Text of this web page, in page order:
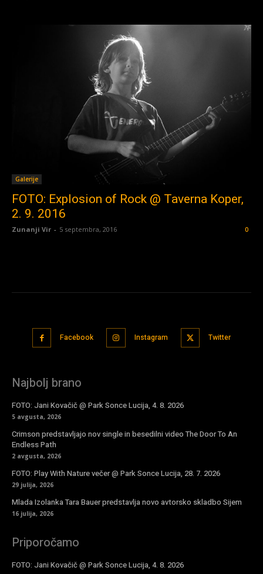
Galerije
FOTO: Explosion of Rock @ Taverna Koper,
2. 9. 2016
Zunanji Vir - 5 septembra, 2016 0
Facebook Instagram Twitter
Najbolj brano
FOTO: Jani Kovačič @ Park Sonce Lucija, 4. 8. 2026
5 avgusta, 2026
Crimson predstavljajo nov single in besedilni video The Door To An
Endless Path
2 avgusta, 2026
FOTO: Play With Nature večer @ Park Sonce Lucija, 28. 7. 2026
29 julija, 2026
Mlada Izolanka Tara Bauer predstavlja novo avtorsko skladbo Sijem
16 julija, 2026
Priporočamo
FOTO: Jani Kovačič @ Park Sonce Lucija, 4. 8. 2026